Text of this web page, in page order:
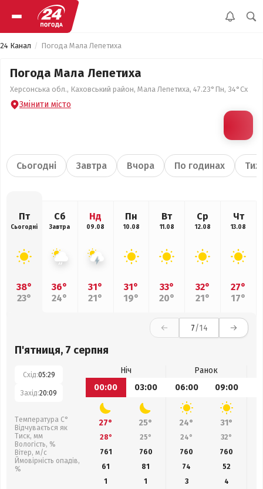
24 Канал Погода Мала Лепетиха
Погода Мала Лепетиха
Херсонська обл., Каховський район, Мала Лепетиха, 47.23°Пн, 34°Сх
Змінити місто
Сьогодні Завтра Вчора По годинах
Пт
Сьогодні
38°
23°
Сб
Завтра
36°
24°
Нд
09.08
31°
21°
Пн
10.08
31°
19°
Вт
11.08
33°
20°
Ср
12.08
32°
21°
Чт
13.08
27°
17°
7/14
П'ятниця, 7 серпня
Схід:05:29
Захід:20:09
Температура С°
Відчувається як
Тиск, мм
Вологість, %
Вітер, м/с
Ймовірність опадів,
%
Ніч
Ранок
00:00
03:00 06:00 09:00
27° 25° 24° 31°
28° 25° 24° 32°
761
760 760 760
61
81 74
52
1
1 3
4